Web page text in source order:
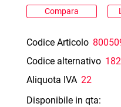
Compara
Codice Articolo
Codice alternativo
Aliquota IVA 22
Disponibile in qta: